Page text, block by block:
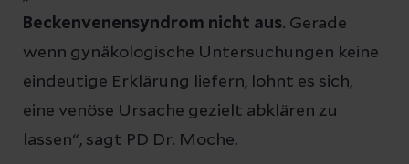
Beckenvenensyndrom nicht aus. Gerade
wenn gynäkologische Untersuchungen keine
eindeutige Erklärung liefern, lohnt es sich,
eine venöse Ursache gezielt abklären zu
lassen“, sagt PD Dr. Moche.